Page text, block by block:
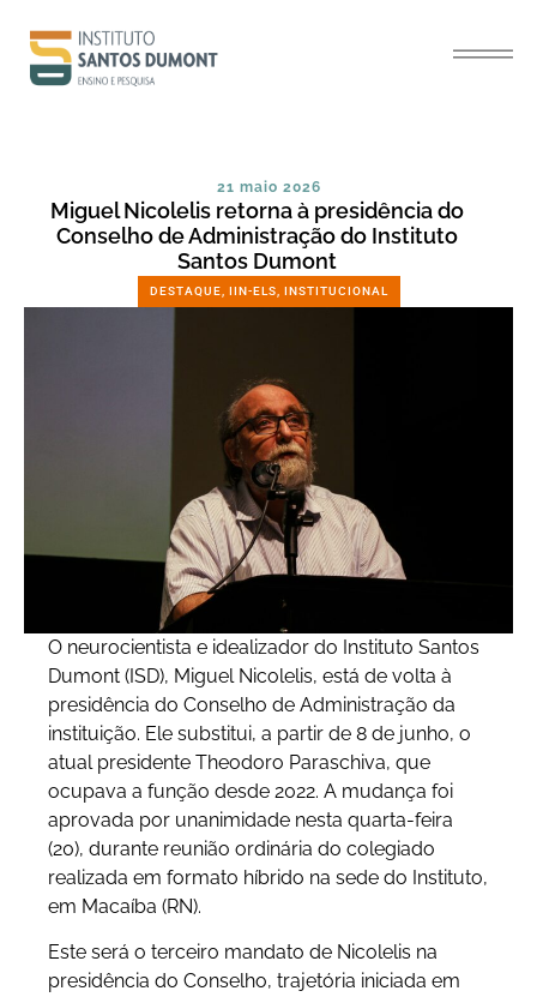
21 maio 2026
Miguel Nicolelis retorna à presidência do
Conselho de Administração do Instituto
Santos Dumont
DESTAQUE IIN-ELS INSTITUCIONAL
O neurocientista e idealizador do Instituto Santos
Dumont (ISD), Miguel Nicolelis, está de volta à
presidência do Conselho de Administração da
instituição. Ele substitui, a partir de 8 de junho, o
atual presidente Theodoro Paraschiva, que
ocupava a função desde 2022. A mudança foi
aprovada por unanimidade nesta quarta-feira
(20), durante reunião ordinária do colegiado
realizada em formato híbrido na sede do Instituto,
em Macaíba (RN).
Este será o terceiro mandato de Nicolelis na
presidência do Conselho, trajetória iniciada em